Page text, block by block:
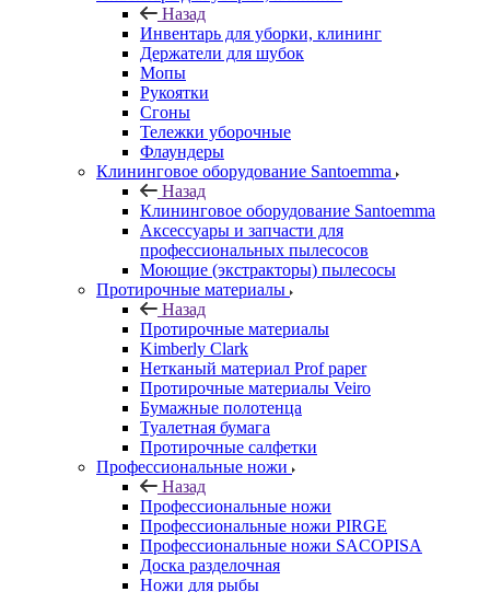
Назад
Инвентарь для уборки, клининг
Держатели для шубок
Мопы
Рукоятки
Сгоны
Тележки уборочные
Флаундеры
Клининговое оборудование Santoemma
Назад
Клининговое оборудование Santoemma
Аксессуары и запчасти для
профессиональных пылесосов
Моющие (экстракторы) пылесосы
Протирочные материалы
Назад
Протирочные материалы
Kimberly Clark
Нетканый материал Prof paper
Протирочные материалы Veiro
Бумажные полотенца
Туалетная бумага
Протирочные салфетки
Профессиональные ножи
Назад
Профессиональные ножи
Профессиональные ножи PIRGE
Профессиональные ножи SACOPISA
Доска разделочная
Ножи для рыбы